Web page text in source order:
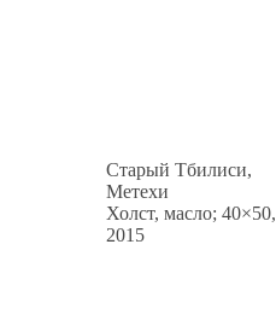
Старый Тбилиси,
Метехи
Холст, масло; 40×50,
2015